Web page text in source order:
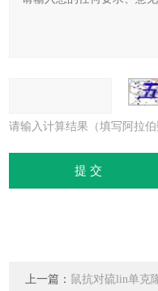
请输入计算结果（填写阿拉
上一篇： 鼠抗对硫lin单克